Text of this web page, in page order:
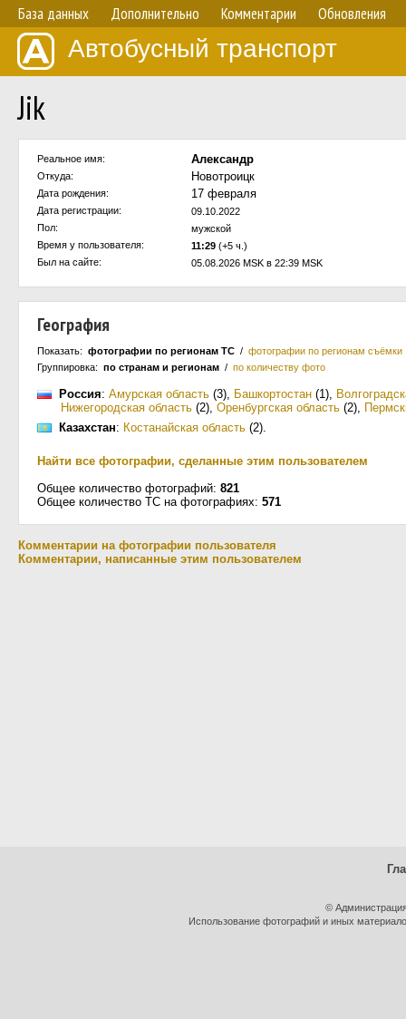
База данных Дополнительно Комментарии Обновления
Автобусный транспорт
Jik
Реальное имя: Александр
Откуда: Новотроицк
Дата рождения: 17 февраля
Дата регистрации:
09.10.2022
Пол:
мужской
Время у пользователя:
11:29 (+5 ч.)
Был на сайте:
05.08.2026 MSK в 22:39 MSK
География
Показать: фотографии по регионам ТС / фотографии по регионам съёмки
Группировка: по странам и регионам / по количеству фото
Россия: Амурская область (3), Башкортостан (1),
Нижегородская область (2), Оренбургская область (2),
Казахстан: Костанайская область (2).
Найти все фотографии, сделанные этим пользователем
Общее количество фотографий: 821
Общее количество ТС на фотографиях: 571
Комментарии на фотографии пользователя
Комментарии, написанные этим пользователем
©
Использование фотографий и иных